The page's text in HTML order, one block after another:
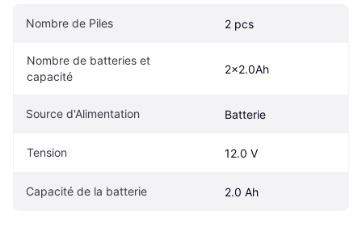
Nombre de Piles 2 pcs
Nombre de batteries et
capacité
2x2.0Ah
Source d'Alimentation Batterie
Tension 12.0 V
Capacité de la batterie 2.0 Ah